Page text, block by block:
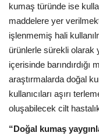
kumaş türünde ise
maddelere yer
işlenmemiş hali
ürünlerle sürekli olarak
içerisinde barındırdığı
araştırmalarda doğal
kullanıcıları aşırı
oluşabilecek cilt
“Doğal kumaş